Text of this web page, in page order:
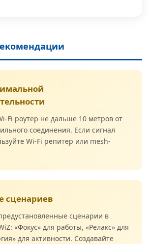
Fi роутер не дальше 10 метров от
соединения. Если сигнал
Wi-Fi репитер или mesh-
сценариев
сценарии в
«Фокус» для работы, «Релакс» для
для активности. Создавайте